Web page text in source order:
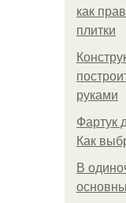
как
плитки
руками
Фартук
Как
В